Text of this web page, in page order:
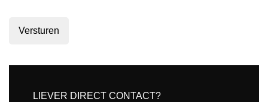
Versturen
LIEVER DIRECT CONTACT?